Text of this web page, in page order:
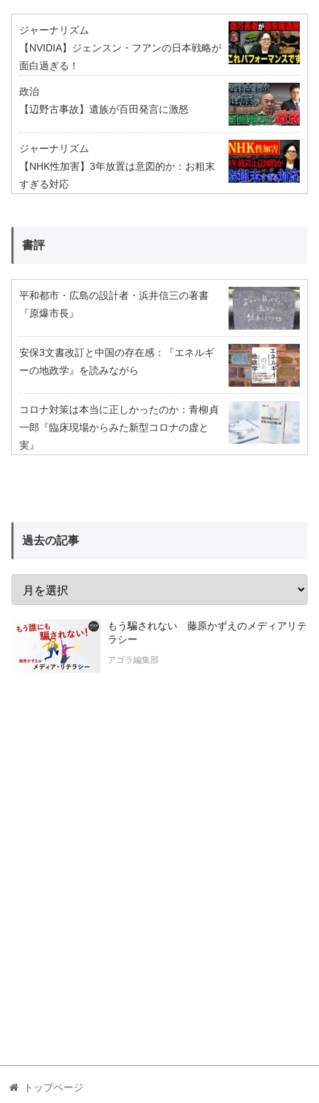
ジャーナリズム
【NVIDIA】ジェンスン・フアンの日本戦略が
面白過ぎる！
政治
【辺野古事故】遺族が百田発言に激怒
ジャーナリズム
【NHK性加害】3年放置は意図的か：お粗末
すぎる対応
書評
平和都市・広島の設計者・浜井信三の著書
『原爆市長』
安保3文書改訂と中国の存在感：『エネルギ
ーの地政学』を読みながら
コロナ対策は本当に正しかったのか：青柳貞
一郎『臨床現場からみた新型コロナの虚と
実』
過去の記事
もう騙されない 藤原かずえのメディアリテ
ラシー
アゴラ編集部
トップページ